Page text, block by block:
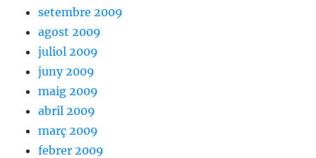
setembre 2009
agost 2009
juliol 2009
juny 2009
maig 2009
abril 2009
març 2009
febrer 2009